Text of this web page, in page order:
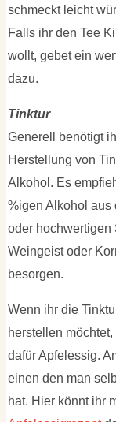
schmeckt leicht
Falls ihr den Tee
wollt, gebet ein
dazu.
Tinktur
Generell benötigt
Herstellung von
Alkohol. Es
%igen Alkohol aus
oder hochwertigen
Weingeist oder
besorgen.
Wenn ihr die
herstellen
dafür Apfelessig.
einen den man
hat. Hier könnt ihr